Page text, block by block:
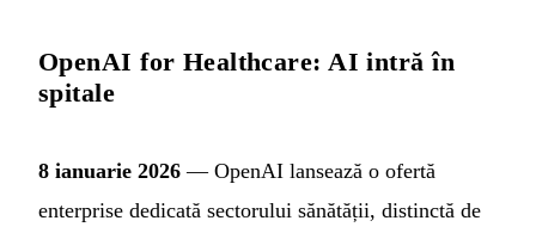
OpenAI for Healthcare: AI intră în
spitale
8 ianuarie 2026 — OpenAI lansează o ofertă
enterprise dedicată sectorului sănătății, distinctă de